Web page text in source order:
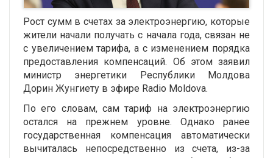
Рост сумм в счетах за электроэнергию, которые
жители начали получать с начала года, связан не
с увеличением тарифа, а с изменением порядка
предоставления компенсаций. Об этом заявил
министр энергетики Республики Молдова
Дорин Жунгиету в эфире Radio Moldova.
По его словам, сам тариф на электроэнергию
остался на прежнем уровне. Однако ранее
государственная компенсация автоматически
вычиталась непосредственно из счета, из-за